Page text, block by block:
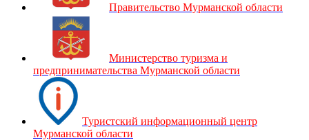
Правительство Мурманской области
Министерство туризма и
предпринимательства Мурманской области
Туристский информационный центр
Мурманской области